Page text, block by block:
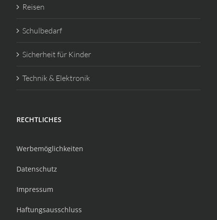
Reisen
Schulbedarf
Sicherheit für Kinder
Technik & Elektronik
RECHTLICHES
Werbemöglichkeiten
Datenschutz
Impressum
Haftungsausschluss